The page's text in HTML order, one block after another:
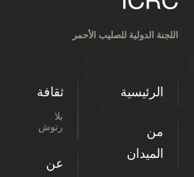
اللجنة الدولية للصليب الأحمر
الرئيسية
من
الميدان
ثقافة
بلا
رتوش
عن